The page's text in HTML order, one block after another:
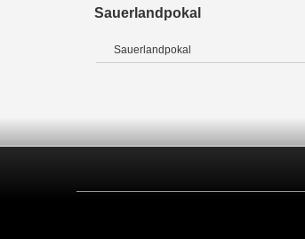
Sauerlandpokal
Sauerlandpokal